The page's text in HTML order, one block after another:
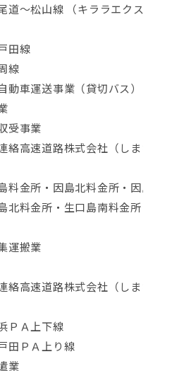
松山線 （キララエクス
線
線
車運送事業（貸切バス）
受事業
速道路株式会社（しまな
因島北料金所・因島
北料金所・生口島南料金所
運搬業
速道路株式会社（しまな
上下線
上り線
業